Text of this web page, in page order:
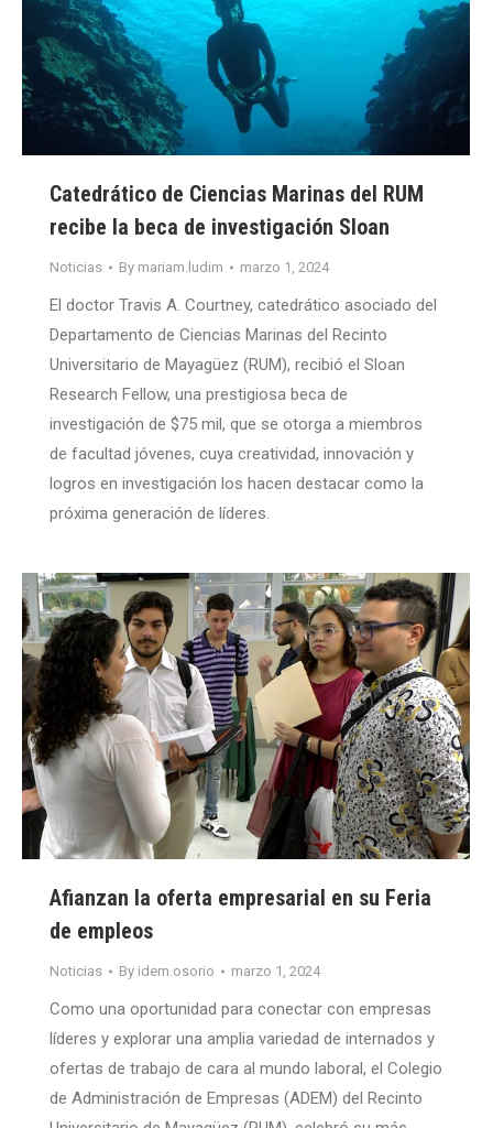
Catedrático de Ciencias Marinas del RUM
recibe la beca de investigación Sloan
Noticias By mariam.ludim marzo 1, 2024
El doctor Travis A. Courtney, catedrático asociado del
Departamento de Ciencias Marinas del Recinto
Universitario de Mayagüez (RUM), recibió el Sloan
Research Fellow, una prestigiosa beca de
investigación de $75 mil, que se otorga a miembros
de facultad jóvenes, cuya creatividad, innovación y
logros en investigación los hacen destacar como la
próxima generación de líderes.
Afianzan la oferta empresarial en su Feria
de empleos
Noticias By idem.osorio marzo 1, 2024
Como una oportunidad para conectar con empresas
líderes y explorar una amplia variedad de internados y
ofertas de trabajo de cara al mundo laboral, el Colegio
de Administración de Empresas (ADEM) del Recinto